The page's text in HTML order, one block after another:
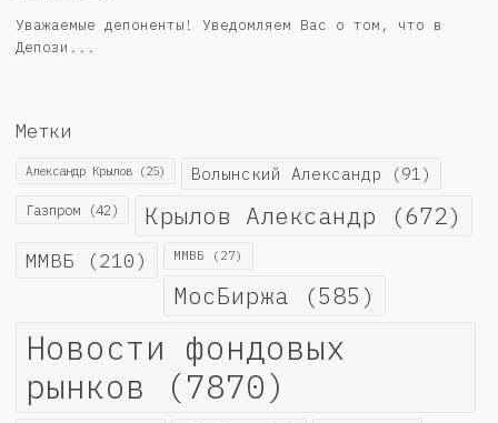
Уважаемые депоненты! Уведомляем Вас о том, что в
Депози...
Метки
Александр Крылов (25) Волынский Александр (91)
Газпром (42) Крылов Александр (672)
ММВБ (210) ММВБ (27)
МосБиржа (585)
Новости фондовых
рынков (7870)